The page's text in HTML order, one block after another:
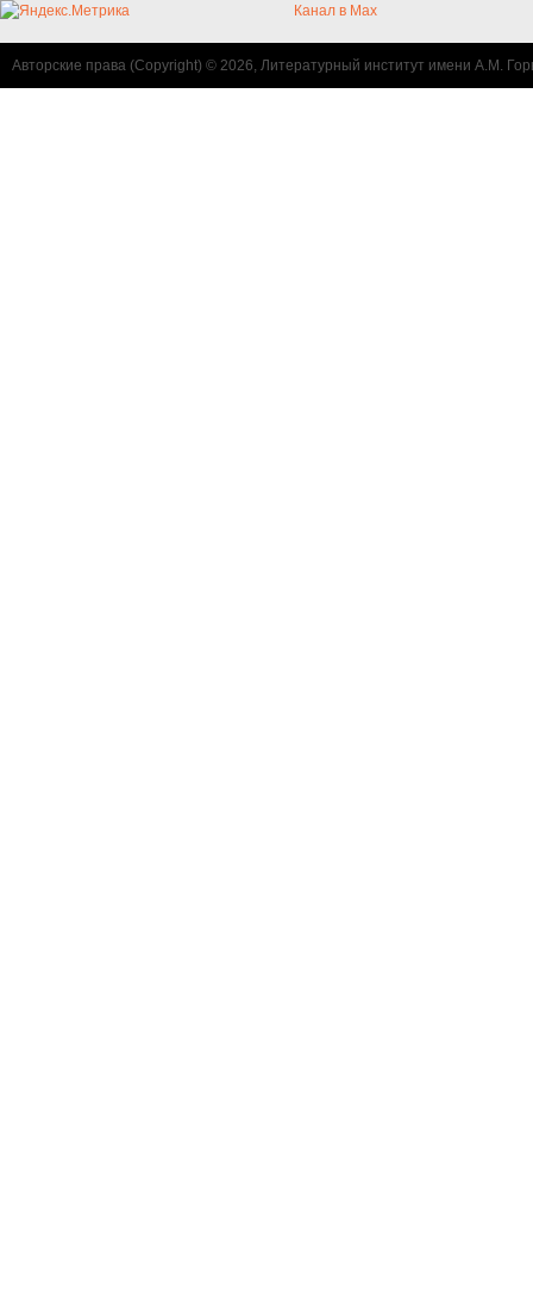
Канал в Max
Авторские права (Copyright) © 2026, Литературный институт имени А.М.